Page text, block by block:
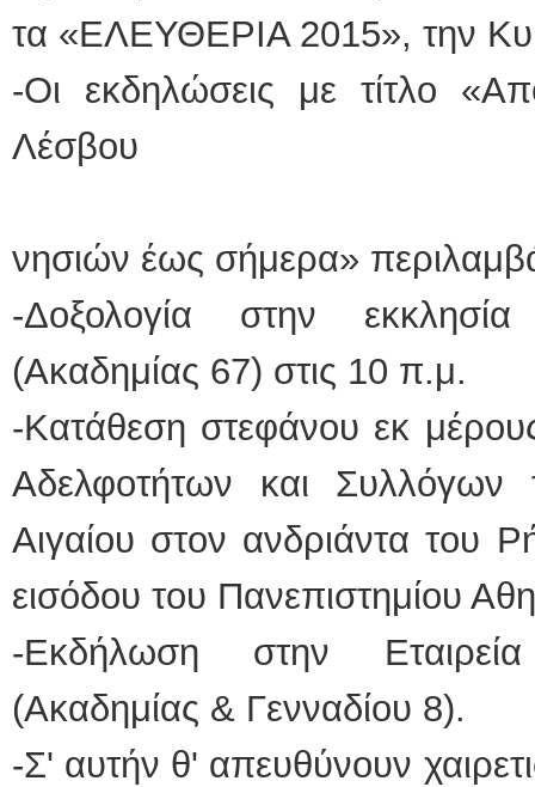
τα «ΕΛΕΥΘΕΡΙΑ 2015», την
-Οι εκδηλώσεις με τίτλο
νησιών έως σήμερα»
-Δοξολογία στην
(Ακαδημίας 67) στις 10 π.μ.
-Κατάθεση στεφάνου εκ
Αδελφοτήτων και
Αιγαίου στον ανδριάντα του
εισόδου του Πανεπιστημίου
-Εκδήλωση στην
(Ακαδημίας &
-Σ' αυτήν θ' απευθύνουν